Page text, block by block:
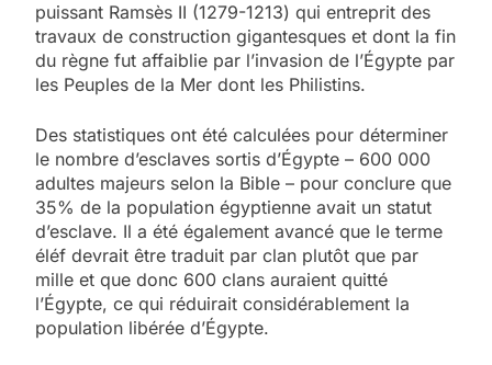
puissant Ramsès II (1279-1213) qui entreprit des
travaux de construction gigantesques et dont la fin
du règne fut affaiblie par l’invasion de l’Égypte par
les Peuples de la Mer dont les Philistins.
Des statistiques ont été calculées pour déterminer
le nombre d’esclaves sortis d’Égypte – 600 000
adultes majeurs selon la Bible – pour conclure que
35% de la population égyptienne avait un statut
d’esclave. Il a été également avancé que le terme
éléf devrait être traduit par clan plutôt que par
mille et que donc 600 clans auraient quitté
l’Égypte, ce qui réduirait considérablement la
population libérée d’Égypte.